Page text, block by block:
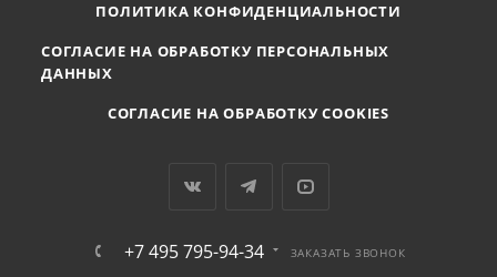
ПОЛИТИКА КОНФИДЕНЦИАЛЬНОСТИ
СОГЛАСИЕ НА ОБРАБОТКУ ПЕРСОНАЛЬНЫХ
ДАННЫХ
СОГЛАСИЕ НА ОБРАБОТКУ COOKIES
+7 495 795-94-34 ЗАКАЗАТЬ ЗВОНОК